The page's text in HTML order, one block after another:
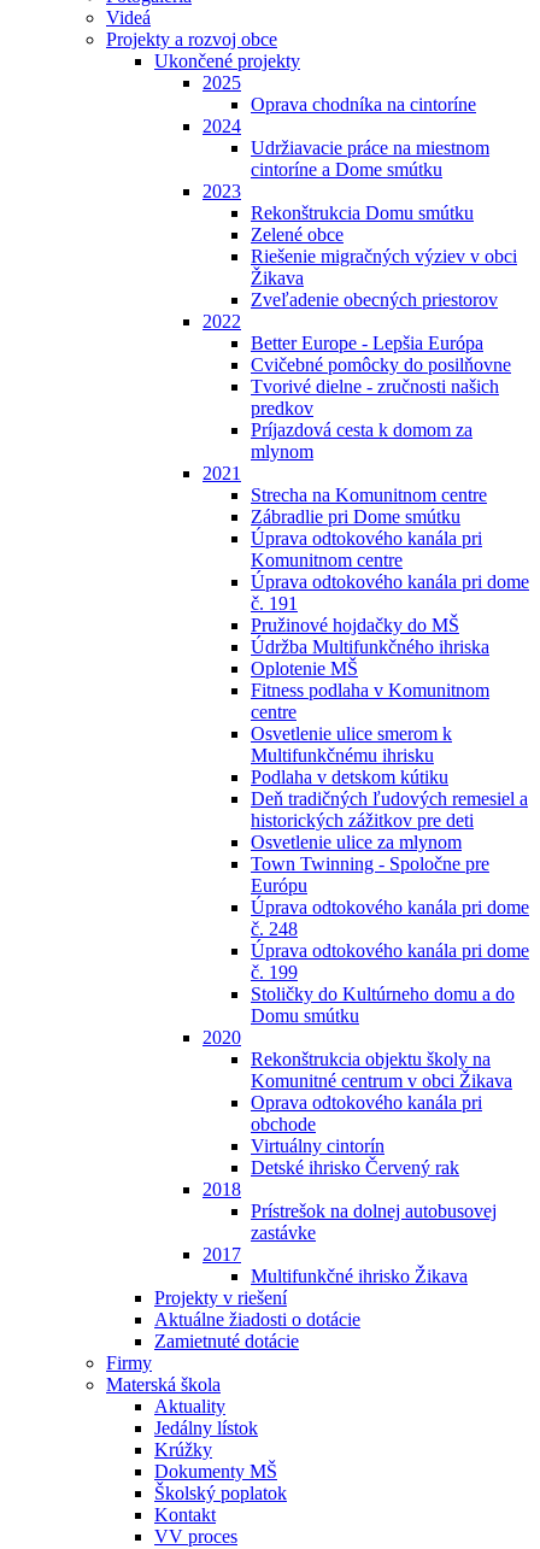
Videá
Projekty a rozvoj obce
Ukončené projekty
2025
Oprava chodníka na cintoríne
2024
Udržiavacie práce na miestnom
cintoríne a Dome smútku
2023
Rekonštrukcia Domu smútku
Zelené obce
Riešenie migračných výziev v obci
Žikava
Zveľadenie obecných priestorov
2022
Better Europe - Lepšia Európa
Cvičebné pomôcky do posilňovne
Tvorivé dielne - zručnosti našich
predkov
Príjazdová cesta k domom za
mlynom
2021
Strecha na Komunitnom centre
Zábradlie pri Dome smútku
Úprava odtokového kanála pri
Komunitnom centre
Úprava odtokového kanála pri dome
č. 191
Pružinové hojdačky do MŠ
Údržba Multifunkčného ihriska
Oplotenie MŠ
Fitness podlaha v Komunitnom
centre
Osvetlenie ulice smerom k
Multifunkčnému ihrisku
Podlaha v detskom kútiku
Deň tradičných ľudových remesiel a
historických zážitkov pre deti
Osvetlenie ulice za mlynom
Town Twinning - Spoločne pre
Európu
Úprava odtokového kanála pri dome
č. 248
Úprava odtokového kanála pri dome
č. 199
Stoličky do Kultúrneho domu a do
Domu smútku
2020
Rekonštrukcia objektu školy na
Komunitné centrum v obci Žikava
Oprava odtokového kanála pri
obchode
Virtuálny cintorín
Detské ihrisko Červený rak
2018
Prístrešok na dolnej autobusovej
zastávke
2017
Multifunkčné ihrisko Žikava
Projekty v riešení
Aktuálne žiadosti o dotácie
Zamietnuté dotácie
Firmy
Materská škola
Aktuality
Jedálny lístok
Krúžky
Dokumenty MŠ
Školský poplatok
Kontakt
VV proces